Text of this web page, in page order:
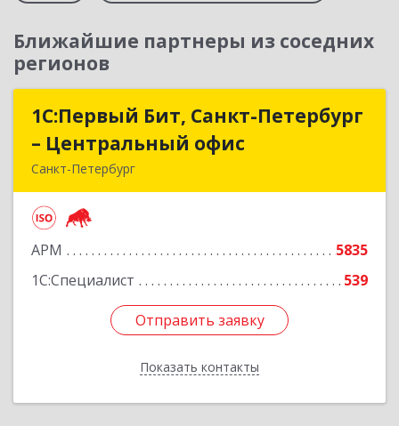
Ближайшие партнеры из соседних
регионов
1С:Первый Бит, Санкт-Петербург
– Центральный офис
Санкт-Петербург
АРМ
5835
1С:Специалист
539
Отправить заявку
Показать контакты
1С:Первый Бит, Санкт-Петербург
– Центральный офис
Отправить заявку
Назад